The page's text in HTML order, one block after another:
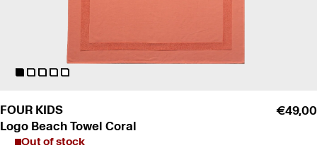
FOUR KIDS
€49,00
Logo Beach Towel Coral
Out of stock